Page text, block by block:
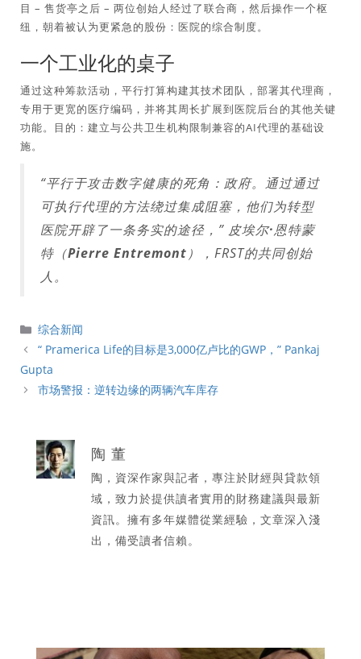
目 – 售货亭之后 – 两位创始人经过了联合商，然后操作一个枢
纽，朝着被认为更紧急的股份：医院的综合制度。
一个工业化的桌子
通过这种筹款活动，平行打算构建其技术团队，部署其代理商，
专用于更宽的医疗编码，并将其周长扩展到医院后台的其他关键
功能。目的：建立与公共卫生机构限制兼容的AI代理的基础设
施。
“平行于攻击数字健康的死角：政府。通过通过
可执行代理的方法绕过集成阻塞，他们为转型
医院开辟了一条务实的途径，” 皮埃尔·恩特蒙
特（Pierre Entremont）
，FRST的共同创始
人。
分
類
综合新闻
“ Pramerica Life的目标是3,000亿卢比的GWP，” Pankaj
Gupta
市场警报：逆转边缘的两辆汽车库存
陶 董
陶，資深作家與記者，專注於財經與貸款領
域，致力於提供讀者實用的財務建議與最新
資訊。擁有多年媒體從業經驗，文章深入淺
出，備受讀者信賴。